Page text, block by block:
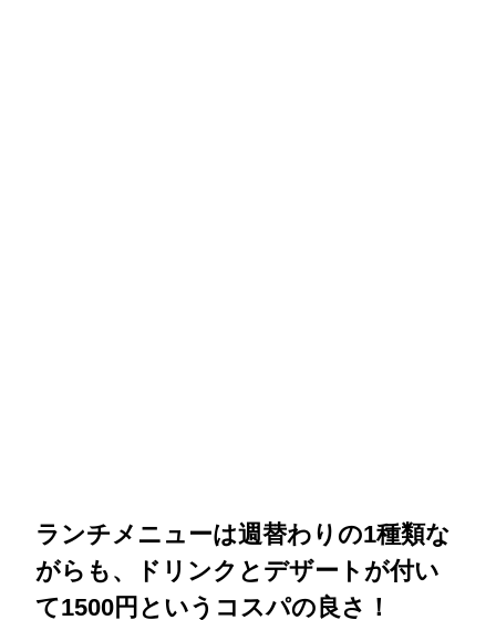
ランチメニューは週替わりの1種類な
がらも、ドリンクとデザートが付い
て1500円というコスパの良さ！